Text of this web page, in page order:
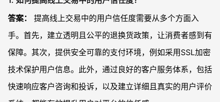
答案：
提高线上交易中的用户信任度需要从多个方面入
手。首先，建立透明且公平的退换货政策，让消费者感到有
保障。其次，提供安全可靠的支付环境，例如采用SSL加密
技术保护用户信息。此外，通过良好的客户服务体系，包括
快速响应客户咨询和投诉，以及建立详细且真实的用户评价